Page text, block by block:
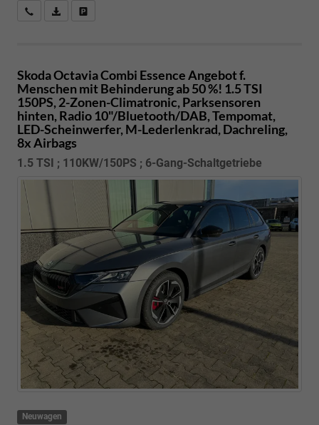
Kostenloser Rückruf-Service
PDF-Datei, Fahrzeugexposé drucken
Skoda Octavia Combi Essence Angebot f.
Menschen mit Behinderung ab 50 %! 1.5 TSI
150PS, 2-Zonen-Climatronic, Parksensoren
hinten, Radio 10"/Bluetooth/DAB, Tempomat,
LED-Scheinwerfer, M-Lederlenkrad, Dachreling,
8x Airbags
1.5 TSI ; 110KW/150PS ; 6-Gang-Schaltgetriebe
Neuwagen